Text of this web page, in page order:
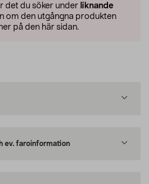
det du söker under liknande
om den utgångna produkten
på den här sidan.
ev. faroinformation